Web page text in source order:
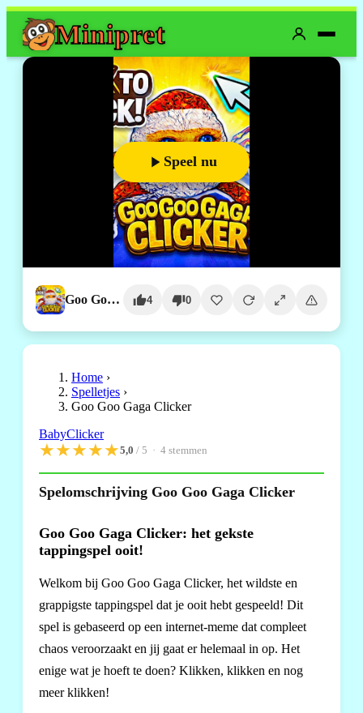
Minipret
Speel nu
Goo Goo Gaga Clicker 4 0
Home ›
Spelletjes ›
Goo Goo Gaga Clicker
BabyClicker
★★★★★5,0 / 5 · 4 stemmen
Spelomschrijving Goo Goo Gaga Clicker
Goo Goo Gaga Clicker: het gekste
tappingspel ooit!
Welkom bij Goo Goo Gaga Clicker, het wildste en
grappigste tappingspel dat je ooit hebt gespeeld! Dit
spel is gebaseerd op een internet-meme dat compleet
chaos veroorzaakt en jij gaat er helemaal in op. Het
enige wat je hoeft te doen? Klikken, klikken en nog
meer klikken!